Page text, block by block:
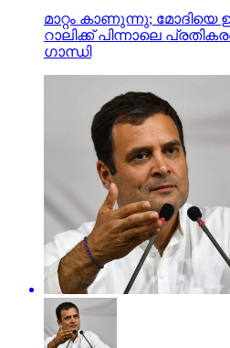
മാറ്റം കാണുന്നു; മോദിയെ
റാലിക്ക് പിന്നാലെ
ഗാന്ധി